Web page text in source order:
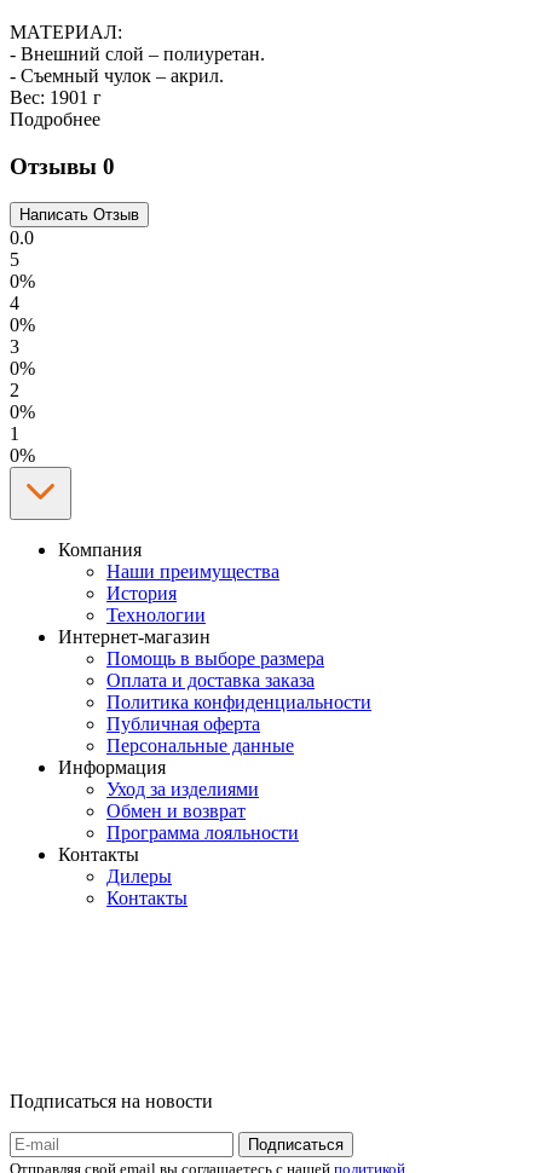
МАТЕРИАЛ:
- Внешний слой – полиуретан.
- Съемный чулок – акрил.
Вес: 1901 г
Подробнее
Отзывы 0
0.0
5
0%
4
0%
3
0%
2
0%
1
0%
Компания
Наши преимущества
История
Технологии
Интернет-магазин
Помощь в выборе размера
Оплата и доставка заказа
Политика конфиденциальности
Публичная оферта
Персональные данные
Информация
Уход за изделиями
Обмен и возврат
Программа лояльности
Контакты
Дилеры
Контакты
Подписаться на новости
Отправляя свой email вы соглашаетесь с нашей политикой